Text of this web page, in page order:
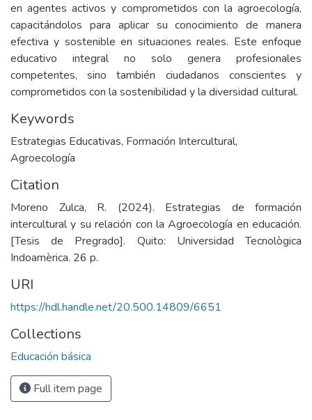
en agentes activos y comprometidos con la agroecología,
capacitándolos para aplicar su conocimiento de manera
efectiva y sostenible en situaciones reales. Este enfoque
educativo integral no solo genera profesionales
competentes, sino también ciudadanos conscientes y
comprometidos con la sostenibilidad y la diversidad cultural.
Keywords
Estrategias Educativas, Formación Intercultural,
Agroecología
Citation
Moreno Zulca, R. (2024). Estrategias de formación
intercultural y su relación con la Agroecología en educación.
[Tesis de Pregrado]. Quito: Universidad Tecnològica
Indoamèrica. 26 p.
URI
https://hdl.handle.net/20.500.14809/6651
Collections
Educación básica
Full item page